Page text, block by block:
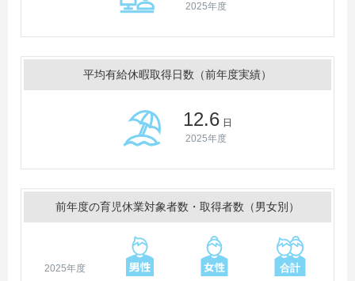
2025年度
平均有給休暇取得日数（前年度実績）
12.6 日
2025年度
前年度の育児休業対象者数・取得者数（男女別）
2025年度